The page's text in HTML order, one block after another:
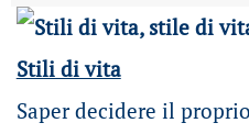
Stili di vita
Saper decidere il